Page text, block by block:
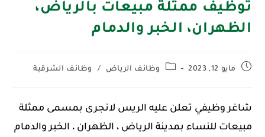
توظيف ممثلة مبيعات بالرياض،
الظهران، الخبر والدمام
مايو 12, 2023 وظائف الرياض / وظائف الشرقية
شاغر وظيفي تعلن عليه الريس لانجرى بمسمى ممثلة
مبيعات للنساء بمدينة الرياض ، الظهران ، الخبر والدمام